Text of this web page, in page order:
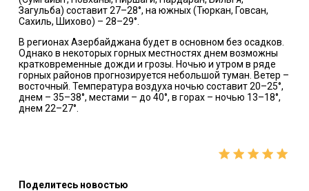
Загульба) составит 27–28°, на южных (Тюркан, Говсан,
Сахиль, Шихово) – 28–29°.
В регионах Азербайджана будет в основном без осадков.
Однако в некоторых горных местностях днем возможны
кратковременные дожди и грозы. Ночью и утром в ряде
горных районов прогнозируется небольшой туман. Ветер –
восточный. Температура воздуха ночью составит 20–25°,
днем – 35–38°, местами – до 40°, в горах – ночью 13–18°,
днем 22–27°.
Поделитесь новостью